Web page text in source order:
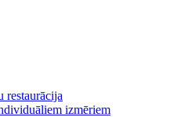
restaurācija
izmēriem